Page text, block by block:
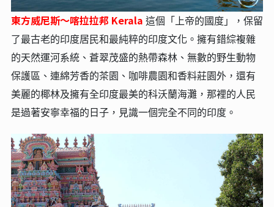
東方威尼斯～喀拉拉邦 Kerala 這個「上帝的國度」，保留
了最古老的印度居民和最純粹的印度文化。擁有錯綜複雜
的天然運河系統、蒼翠茂盛的熱帶森林、無數的野生動物
保護區、連綿芳香的茶園、咖啡農園和香料莊園外，還有
美麗的椰林及擁有全印度最美的科沃蘭海灘，那裡的人民
是過著安寧幸福的日子，見識一個完全不同的印度。